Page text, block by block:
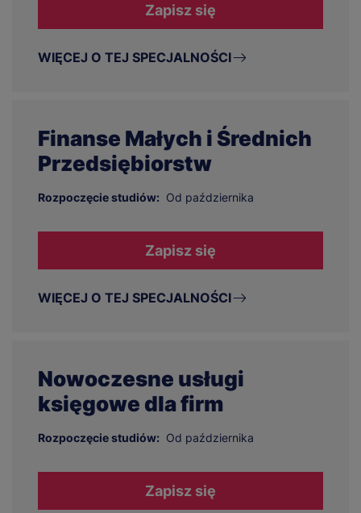
Zapisz się
WIĘCEJ O TEJ SPECJALNOŚCI
Finanse Małych i Średnich
Przedsiębiorstw
Rozpoczęcie studiów: Od października
Zapisz się
WIĘCEJ O TEJ SPECJALNOŚCI
Nowoczesne usługi
księgowe dla firm
Rozpoczęcie studiów: Od października
Zapisz się